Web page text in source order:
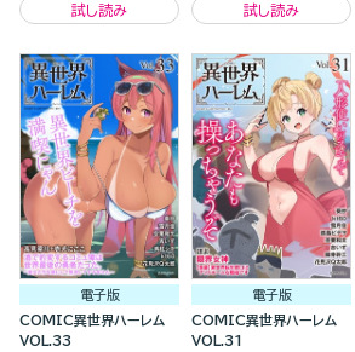
試し読み 試し読み
電子版
COMIC異世界ハーレム
VOL.33
電子版
COMIC異世界ハーレム
VOL.31